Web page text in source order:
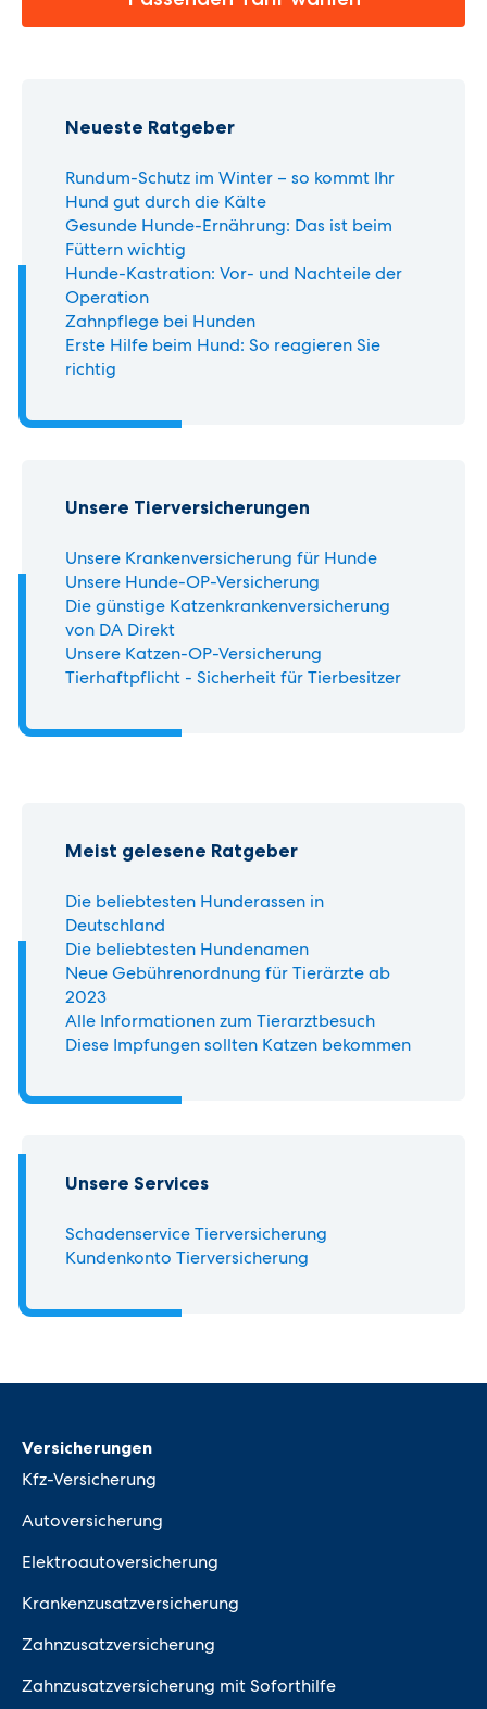
Neueste Ratgeber
Rundum-Schutz im Winter – so kommt Ihr
Hund gut durch die Kälte
Gesunde Hunde-Ernährung: Das ist beim
Füttern wichtig
Hunde-Kastration: Vor- und Nachteile der
Operation
Zahnpflege bei Hunden
Erste Hilfe beim Hund: So reagieren Sie
richtig
Unsere Tierversicherungen
Unsere Krankenversicherung für Hunde
Unsere Hunde-OP-Versicherung
Die günstige Katzenkrankenversicherung
von DA Direkt
Unsere Katzen-OP-Versicherung
Tierhaftpflicht - Sicherheit für Tierbesitzer
Meist gelesene Ratgeber
Die beliebtesten Hunderassen in
Deutschland
Die beliebtesten Hundenamen
Neue Gebührenordnung für Tierärzte ab
2023
Alle Informationen zum Tierarztbesuch
Diese Impfungen sollten Katzen bekommen
Unsere Services
Schadenservice Tierversicherung
Kundenkonto Tierversicherung
Versicherungen
Kfz-Versicherung
Autoversicherung
Elektroautoversicherung
Krankenzusatzversicherung
Zahnzusatzversicherung
Zahnzusatzversicherung mit Soforthilfe